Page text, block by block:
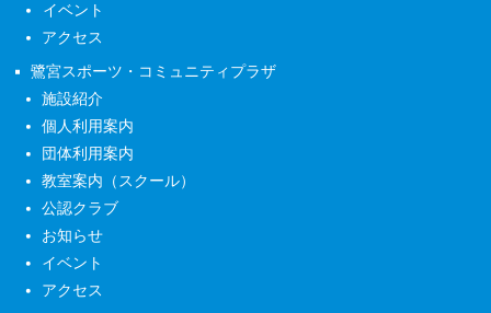
イベント
アクセス
鷺宮スポーツ・コミュニティプラザ
施設紹介
個人利用案内
団体利用案内
教室案内（スクール）
公認クラブ
お知らせ
イベント
アクセス